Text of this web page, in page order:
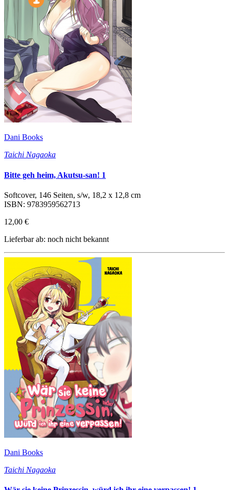
Dani Books
Taichi Nagaoka
Bitte geh heim, Akutsu-san! 1
Softcover, 146 Seiten, s/w, 18,2 x 12,8 cm
ISBN: 9783959562713
12,00 €
Lieferbar ab: noch nicht bekannt
Dani Books
Taichi Nagaoka